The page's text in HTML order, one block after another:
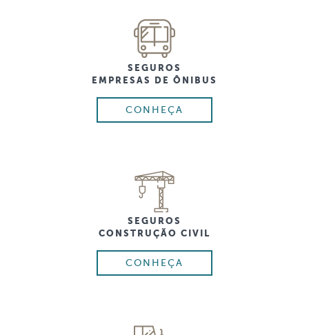
SEGUROS
EMPRESAS DE ÔNIBUS
CONHEÇA
SEGUROS
CONSTRUÇÃO CIVIL
CONHEÇA